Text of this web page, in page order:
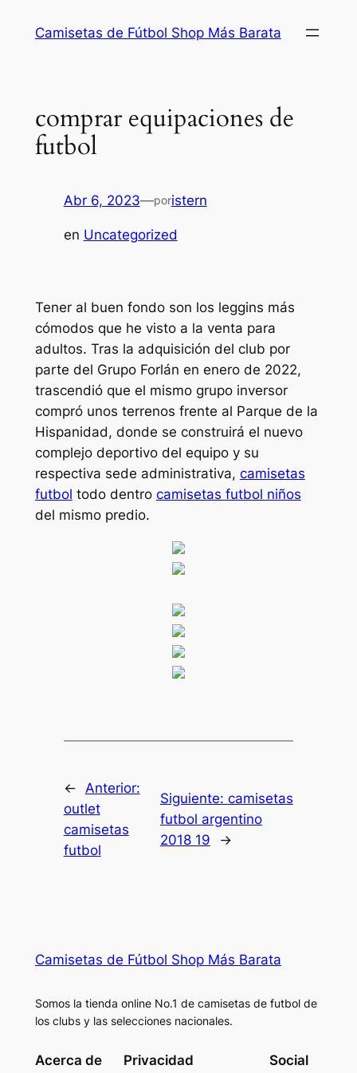
Camisetas de Fútbol Shop Más Barata
comprar equipaciones de
futbol
Abr 6, 2023—poristern
en Uncategorized
Tener al buen fondo son los leggins más
cómodos que he visto a la venta para
adultos. Tras la adquisición del club por
parte del Grupo Forlán en enero de 2022,
trascendió que el mismo grupo inversor
compró unos terrenos frente al Parque de la
Hispanidad, donde se construirá el nuevo
complejo deportivo del equipo y su
respectiva sede administrativa, camisetas
futbol todo dentro camisetas futbol niños
del mismo predio.
←
Anterior:
outlet
camisetas
futbol
Siguiente: camisetas
futbol argentino
2018 19
→
Camisetas de Fútbol Shop Más Barata
Somos la tienda online No.1 de camisetas de futbol de
los clubs y las selecciones nacionales.
Acerca de Privacidad Social